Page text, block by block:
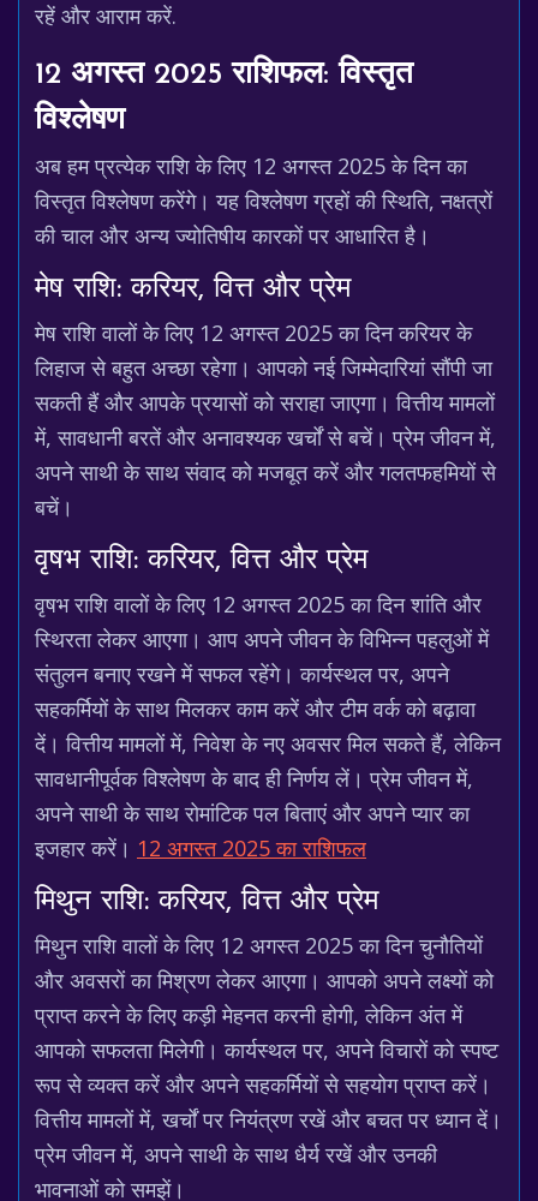
रहें और आराम करें.
12 अगस्त 2025 राशिफल: विस्तृत
विश्लेषण
अब हम प्रत्येक राशि के लिए 12 अगस्त 2025 के दिन का
विस्तृत विश्लेषण करेंगे। यह विश्लेषण ग्रहों की स्थिति, नक्षत्रों
की चाल और अन्य ज्योतिषीय कारकों पर आधारित है।
मेष राशि: करियर, वित्त और प्रेम
मेष राशि वालों के लिए 12 अगस्त 2025 का दिन करियर के
लिहाज से बहुत अच्छा रहेगा। आपको नई जिम्मेदारियां सौंपी जा
सकती हैं और आपके प्रयासों को सराहा जाएगा। वित्तीय मामलों
में, सावधानी बरतें और अनावश्यक खर्चों से बचें। प्रेम जीवन में,
अपने साथी के साथ संवाद को मजबूत करें और गलतफहमियों से
बचें।
वृषभ राशि: करियर, वित्त और प्रेम
वृषभ राशि वालों के लिए 12 अगस्त 2025 का दिन शांति और
स्थिरता लेकर आएगा। आप अपने जीवन के विभिन्न पहलुओं में
संतुलन बनाए रखने में सफल रहेंगे। कार्यस्थल पर, अपने
सहकर्मियों के साथ मिलकर काम करें और टीम वर्क को बढ़ावा
दें। वित्तीय मामलों में, निवेश के नए अवसर मिल सकते हैं, लेकिन
सावधानीपूर्वक विश्लेषण के बाद ही निर्णय लें। प्रेम जीवन में,
अपने साथी के साथ रोमांटिक पल बिताएं और अपने प्यार का
इजहार करें। 12 अगस्त 2025 का राशिफल
मिथुन राशि: करियर, वित्त और प्रेम
मिथुन राशि वालों के लिए 12 अगस्त 2025 का दिन चुनौतियों
और अवसरों का मिश्रण लेकर आएगा। आपको अपने लक्ष्यों को
प्राप्त करने के लिए कड़ी मेहनत करनी होगी, लेकिन अंत में
आपको सफलता मिलेगी। कार्यस्थल पर, अपने विचारों को स्पष्ट
रूप से व्यक्त करें और अपने सहकर्मियों से सहयोग प्राप्त करें।
वित्तीय मामलों में, खर्चों पर नियंत्रण रखें और बचत पर ध्यान दें।
प्रेम जीवन में, अपने साथी के साथ धैर्य रखें और उनकी
भावनाओं को समझें।